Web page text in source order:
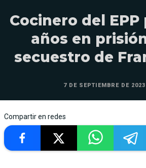
Cocinero del EPP
años en
secuestro de
7 DE SEPTIEMBRE DE
Compartir en redes